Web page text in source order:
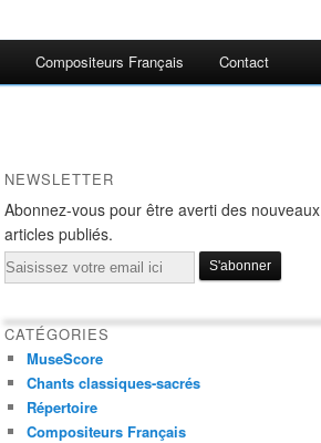
Compositeurs Français Contact
NEWSLETTER
Abonnez-vous pour être averti des nouveaux
articles publiés.
Email
CATÉGORIES
MuseScore
Chants classiques-sacrés
Répertoire
Compositeurs Français